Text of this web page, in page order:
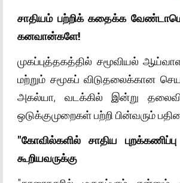
சாதியம் பற்றிக் கதைக்க
கனவான்களே!
முகப்புத்தகத்தில் சமூவியல்
மற்றும் சமூகப் விடுதலைக்கான
அகல்யா, வடக்கில் இன்று
ஒடுக்குமுறைகள் பற்றி பின்வரும்
"கோவில்களில் சாதிய
கூறியவருக்கு